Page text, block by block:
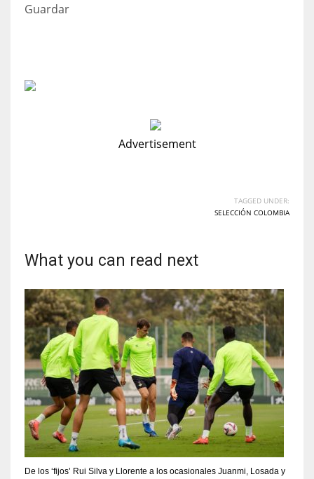
Guardar
Advertisement
TAGGED UNDER:
SELECCIÓN COLOMBIA
What you can read next
De los ‘fijos’ Rui Silva y Llorente a los ocasionales Juanmi, Losada y